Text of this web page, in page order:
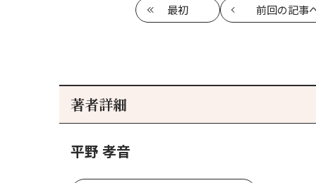
最初 前回の記事
著者詳細
平野 孝音